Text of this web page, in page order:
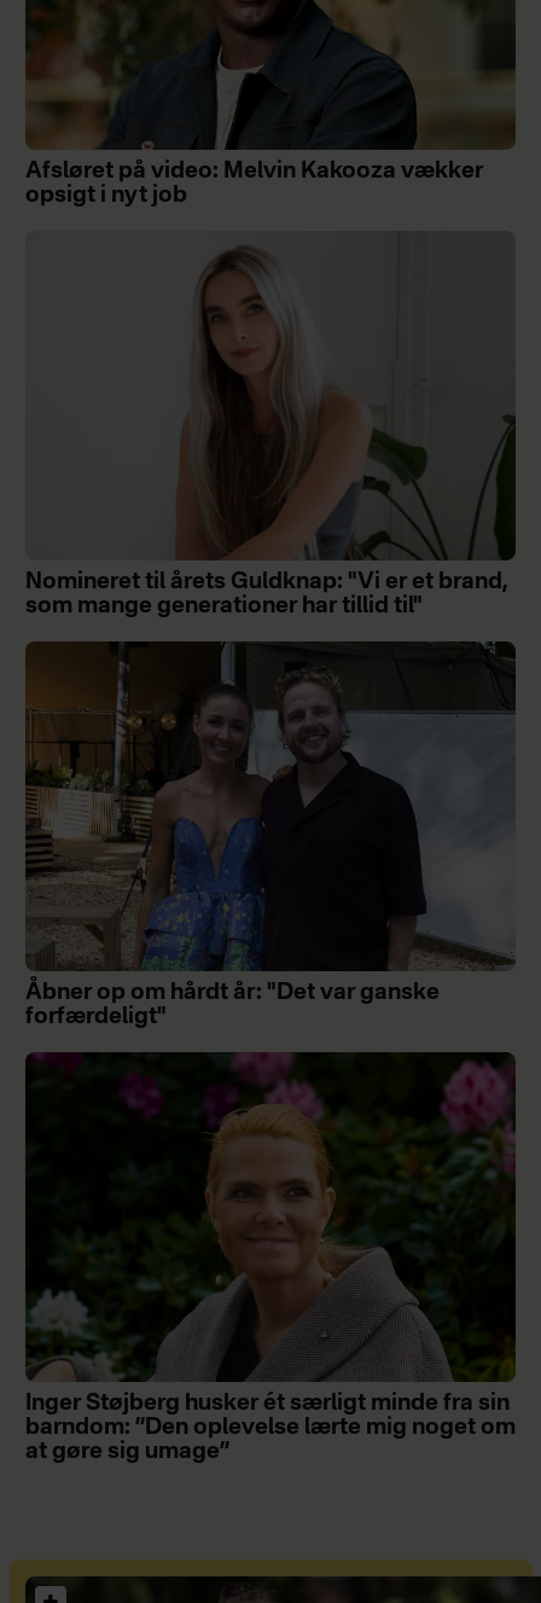
Afsløret på video: Melvin Kakooza vækker
opsigt i nyt job
Nomineret til årets Guldknap: "Vi er et brand,
som mange generationer har tillid til"
Åbner op om hårdt år: "Det var ganske
forfærdeligt"
Inger Støjberg husker ét særligt minde fra sin
barndom: ”Den oplevelse lærte mig noget om
at gøre sig umage”